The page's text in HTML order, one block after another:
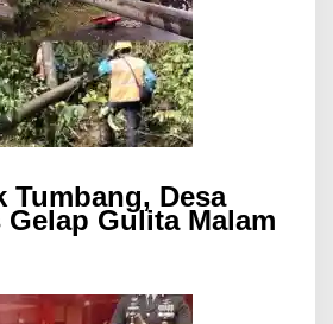
Desa
Gulita Malam